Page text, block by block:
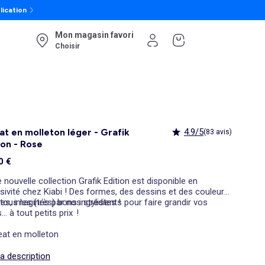
Mon magasin favori
Choisir
en molleton léger - Grafik
- Rose
4.9/5(83 avis)
€
nouvelle collection Grafik Edition est disponible en
chez Kiabi ! Des formes, des dessins et des couleurs
imaginés par nos stylistes !
les (très) bons ingrédients pour faire grandir vos
à tout petits prix !
en molleton
description